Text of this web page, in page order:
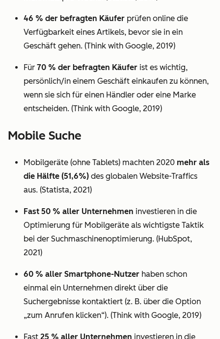
46 % der befragten Käufer prüfen online die
Verfügbarkeit eines Artikels, bevor sie in ein
Geschäft gehen. (Think with Google, 2019)
Für 70 % der befragten Käufer ist es wichtig,
persönlich/in einem Geschäft einkaufen zu können,
wenn sie sich für einen Händler oder eine Marke
entscheiden. (Think with Google, 2019)
Mobile Suche
Mobilgeräte (ohne Tablets) machten 2020 mehr als
die Hälfte (51,6%) des globalen Website-Traffics
aus. (Statista, 2021)
Fast 50 % aller Unternehmen investieren in die
Optimierung für Mobilgeräte als wichtigste Taktik
bei der Suchmaschinenoptimierung. (HubSpot,
2021)
60 % aller Smartphone-Nutzer haben schon
einmal ein Unternehmen direkt über die
Suchergebnisse kontaktiert (z. B. über die Option
„zum Anrufen klicken“). (Think with Google, 2019)
Fast 25 % aller Unternehmen investieren in die